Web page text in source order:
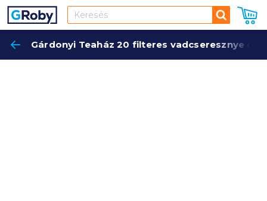
Keresés
Gárdonyi Teaház 20 filteres vadcseresznye